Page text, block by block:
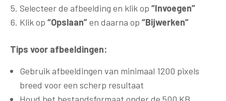
Selecteer de afbeelding en klik op “Invoegen”
Klik op “Opslaan”en daarna op “Bijwerken”
Tips voor afbeeldingen:
Gebruik afbeeldingen van minimaal 1200 pixels
breed voor een scherp resultaat